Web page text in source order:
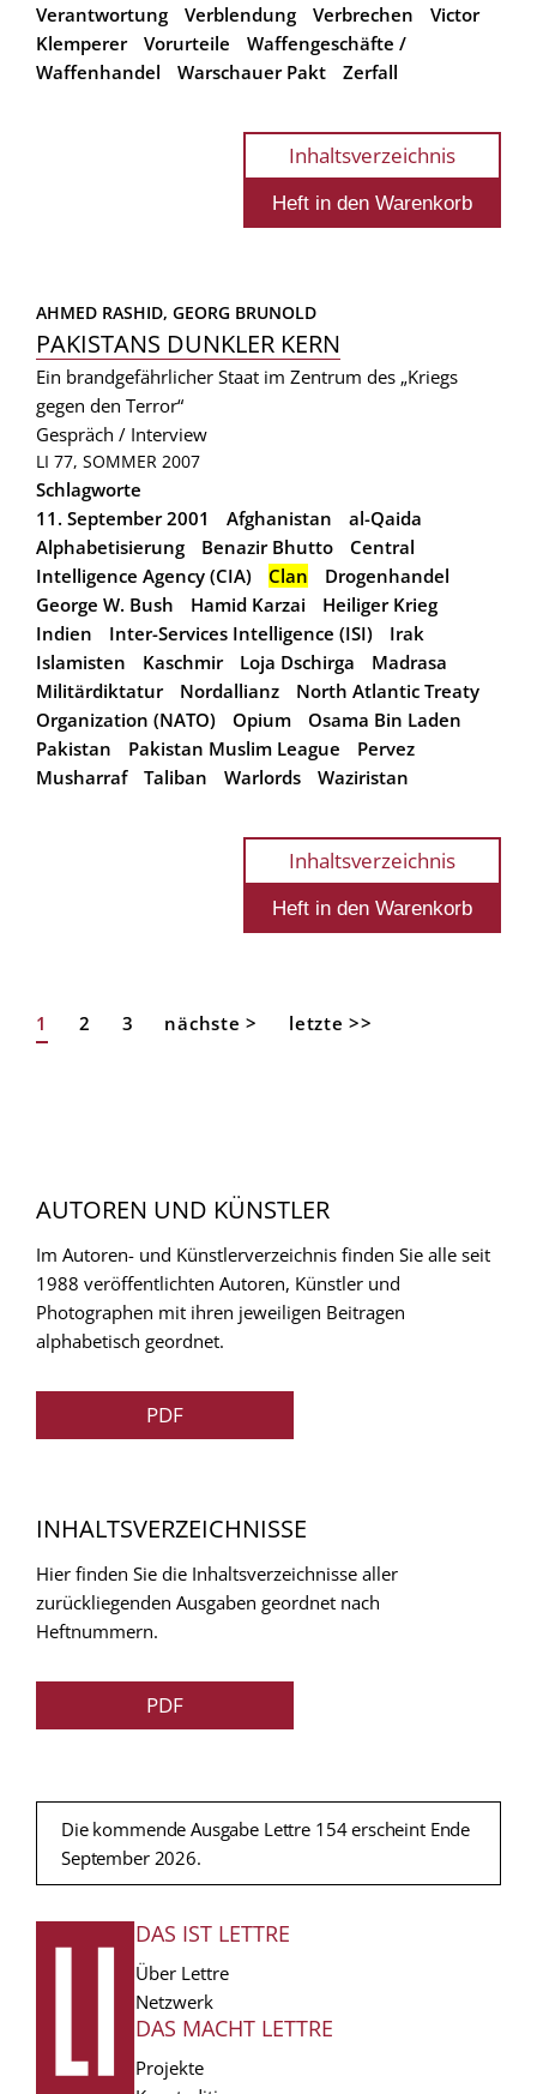
Verantwortung
Verblendung Verbrechen
Victor
Klemperer
Vorurteile
Waffengeschäfte /
Waffenhandel
Warschauer Pakt Zerfall
Inhaltsverzeichnis
AHMED RASHID, GEORG BRUNOLD
PAKISTANS DUNKLER KERN
Ein brandgefährlicher Staat im Zentrum des „Kriegs
gegen den Terror“
Gespräch / Interview
LI 77, SOMMER 2007
Schlagworte
11. September 2001
Afghanistan
al-Qaida
Alphabetisierung
Benazir Bhutto
Central
Intelligence Agency (CIA)
Clan
Drogenhandel
George W. Bush
Hamid Karzai
Heiliger Krieg
Indien
Inter-Services Intelligence (ISI)
Irak
Islamisten
Kaschmir Loja Dschirga
Madrasa
Militärdiktatur
Nordallianz
North Atlantic Treaty
Organization (NATO)
Opium
Osama Bin Laden
Pakistan
Pakistan Muslim League
Pervez
Musharraf
Taliban Warlords Waziristan
Inhaltsverzeichnis
Seitennummerierung
Aktuelle
1 Page
2 Page
3
Nächste
nächste >
Letzte
letzte >>
AUTOREN UND KÜNSTLER
Im Autoren- und Künstlerverzeichnis finden Sie alle seit
1988 veröffentlichten Autoren, Künstler und
Photographen mit ihren jeweiligen Beitragen
alphabetisch geordnet.
PDF
INHALTSVERZEICHNISSE
Hier finden Sie die Inhaltsverzeichnisse aller
zurückliegenden Ausgaben geordnet nach
Heftnummern.
PDF
Die kommende Ausgabe Lettre 154 erscheint Ende
September 2026.
FUSSZEILE
DAS IST LETTRE
Über Lettre
Netzwerk
DAS MACHT LETTRE
Projekte